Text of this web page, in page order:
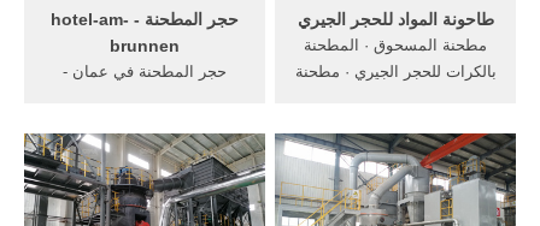
حجر المطحنة - hotel-am-
brunnen
حجر المطحنة في عمان -
كساره الحجر صغيره -
arabstonecrusher. الكوارتز
حجر المطحنة ، حجر, النتائج من
طاحونة المواد للحجر الجيري
مطحنة المسحوق · المطحنة
بالكرات للحجر الجيري · مطحنة
بالكراتإن المطحنة بالكرات
قطعة أساسية من قطع معدات
الطحن... دریافت قیمت